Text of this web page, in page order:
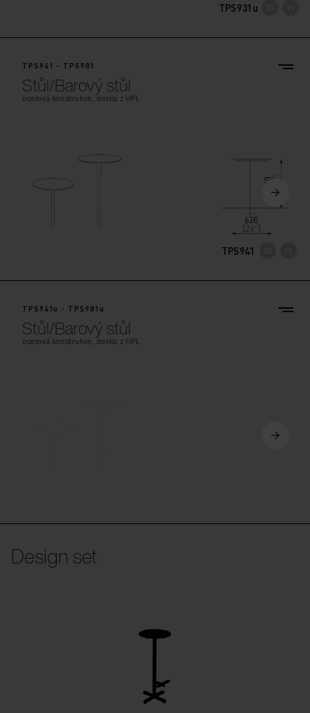
TPS931u
TPS941 - TPS981
Stůl/Barový stůl
ocelová konstrukce, deska z HPL
TPS941
TPS941u - TPS981u
Stůl/Barový stůl
ocelová konstrukce, deska z HPL
Design set